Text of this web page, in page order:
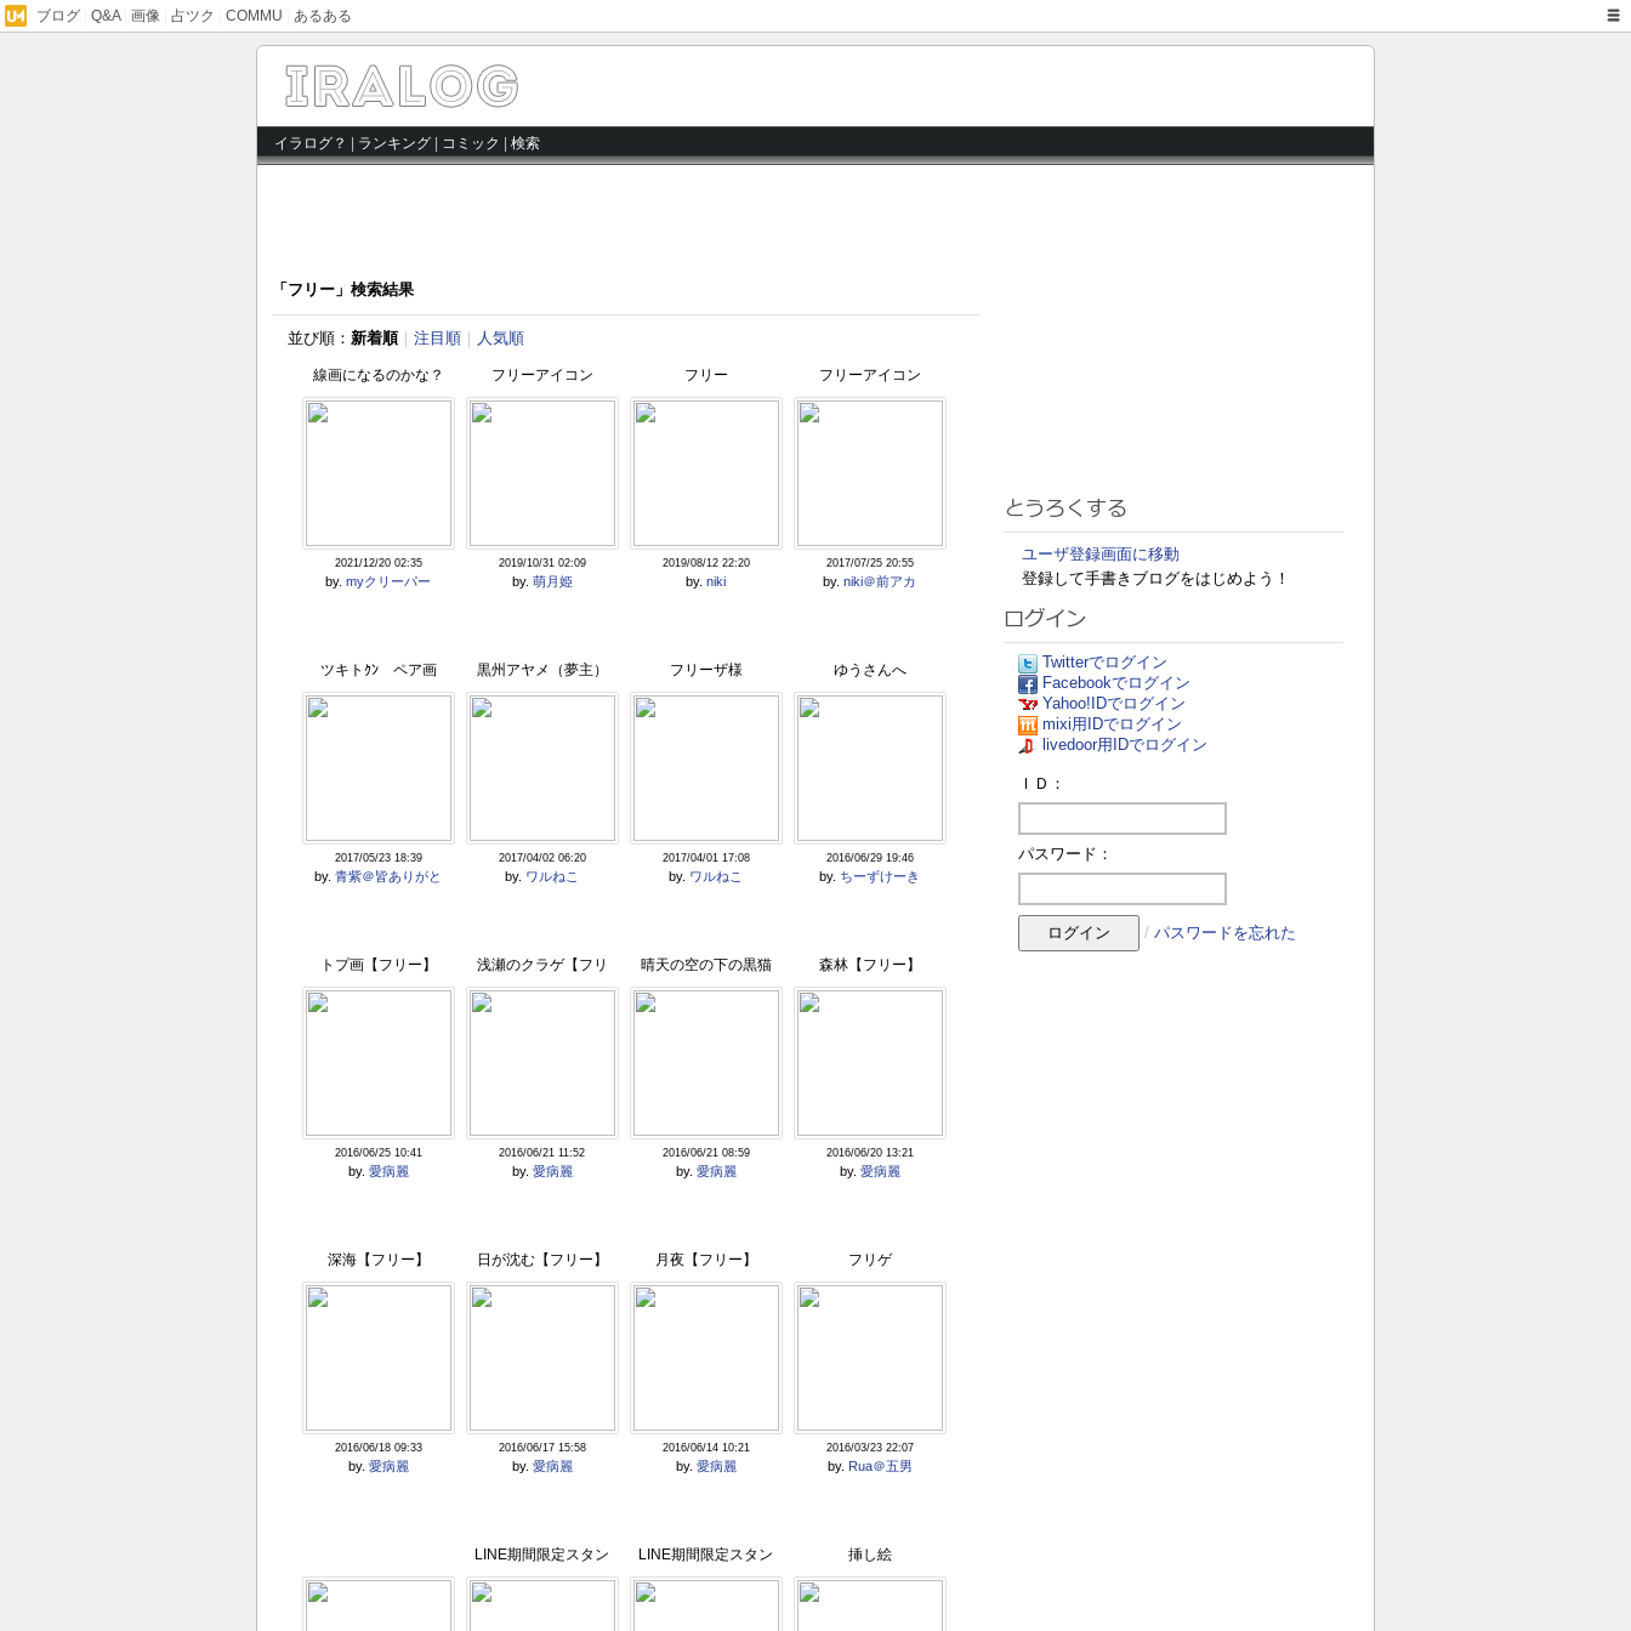
ブログ Q&A| 画像 占ツク COMMU あるある
イラログ？ ランキング コミック 検索
「フリー」検索結果
並び順： 新着順｜ 注目順 人気順
線画になるのかな？
2021/12/20 02:35
by. myクリーパー
フリーアイコン
2019/10/31 02:09
by. 萌月姫
フリー
2019/08/12 22:20
by. niki
フリーアイコン
2017/07/25 20:55
by. niki＠前アカ
ツキトｸﾝ ペア画
2017/05/23 18:39
by. 青紫＠皆ありがと
黒州アヤメ（夢主）
2017/04/02 06:20
by. ワルねこ
フリーザ様
2017/04/01 17:08
by. ワルねこ
ゆうさんへ
2016/06/29 19:46
by. ちーずけーき
トプ画【フリー】
2016/06/25 10:41
by. 愛病麗
浅瀬のクラゲ【フリ
2016/06/21 11:52
by. 愛病麗
晴天の空の下の黒猫
2016/06/21 08:59
by. 愛病麗
森林【フリー】
2016/06/20 13:21
by. 愛病麗
深海【フリー】
2016/06/18 09:33
by. 愛病麗
日が沈む【フリー】
2016/06/17 15:58
by. 愛病麗
月夜【フリー】
2016/06/14 10:21
by. 愛病麗
フリゲ
2016/03/23 22:07
by. Rua＠五男
LINE期間限定スタン LINE期間限定スタン 挿し絵
ユーザ登録画面に移動
登録して手書きブログをはじめよう！
Twitterでログイン
Facebookでログイン
Yahoo!IDでログイン
mixi用IDでログイン
livedoor用IDでログイン
ＩＤ：
パスワード：
/ パスワードを忘れた